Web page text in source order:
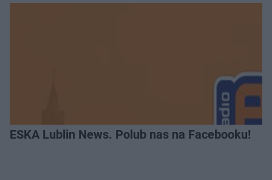
ESKA Lublin News. Polub nas na Facebooku!